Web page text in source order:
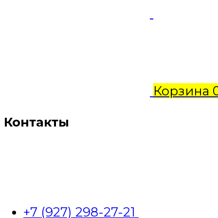
Корзина
Контакты
+7 (927) 298-27-21